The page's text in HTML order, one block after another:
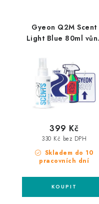
Gyeon Q2M Scent
Light Blue 80ml
Skladem do 10
pracovních dní
330 Kč bez DPH
399 Kč